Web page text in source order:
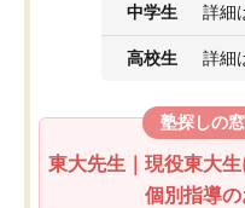
中学生 詳細
高校生 詳細
塾探しの
東大先生｜現役東大
個別指導